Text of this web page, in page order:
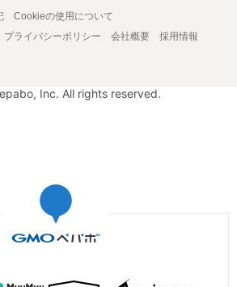
Cookieの使用について
プライバシーポリシー 会社概要
採用情報
Inc. All rights reserved.